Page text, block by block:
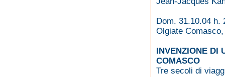
Dom. 31.10.04 h.
Olgiate
INVENZIONE DI
COMASCO
Tre secoli di